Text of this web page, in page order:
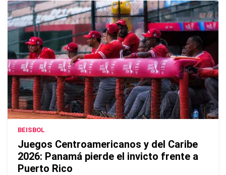
BEISBOL
Juegos Centroamericanos y del Caribe
2026: Panamá pierde el invicto frente a
Puerto Rico